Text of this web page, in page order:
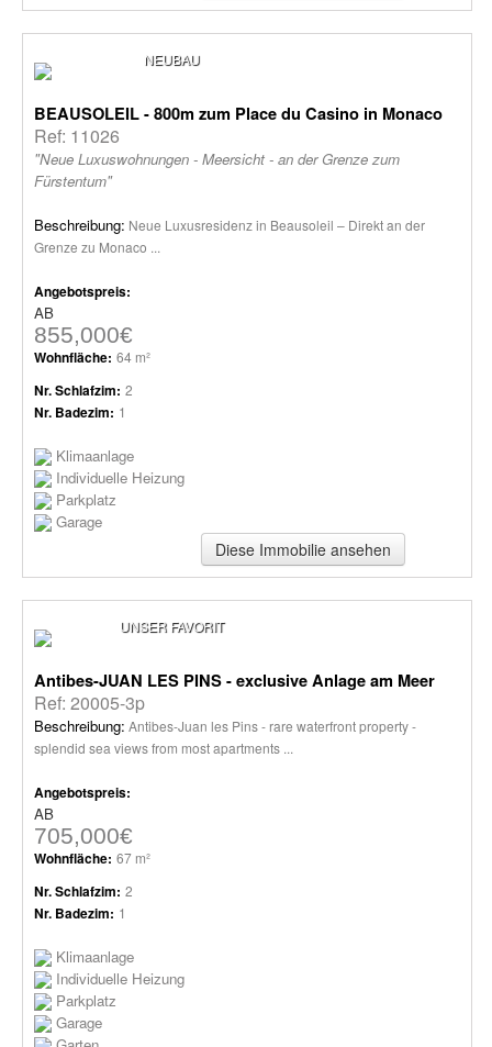
NEUBAU
BEAUSOLEIL - 800m zum Place du Casino in Monaco
Ref: 11026
"Neue Luxuswohnungen - Meersicht - an der Grenze zum
Fürstentum"
Beschreibung: Neue Luxusresidenz in Beausoleil – Direkt an der
Grenze zu Monaco ...
Angebotspreis:
AB
855,000€
Wohnfläche: 64 m²
Nr. Schlafzim: 2
Nr. Badezim: 1
Klimaanlage
Individuelle Heizung
Parkplatz
Garage
Diese Immobilie ansehen
UNSER FAVORIT
Antibes-JUAN LES PINS - exclusive Anlage am Meer
Ref: 20005-3p
Beschreibung: Antibes-Juan les Pins - rare waterfront property -
splendid sea views from most apartments ...
Angebotspreis:
AB
705,000€
Wohnfläche: 67 m²
Nr. Schlafzim: 2
Nr. Badezim: 1
Klimaanlage
Individuelle Heizung
Parkplatz
Garage